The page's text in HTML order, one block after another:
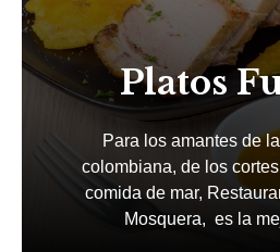
Platos
Para los amantes de
colombiana, de los
comida de mar,
Mosquera, es la